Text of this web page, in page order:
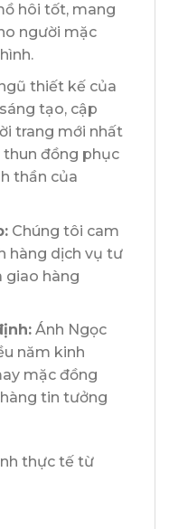
hôi tốt, mang
người mặc
thiết kế của
tạo, cập
trang mới nhất
đồng phục
thần của
Chúng tôi cam
hàng dịch vụ tư
giao hàng
Ánh Ngọc
năm kinh
mặc đồng
tin tưởng
thực tế từ